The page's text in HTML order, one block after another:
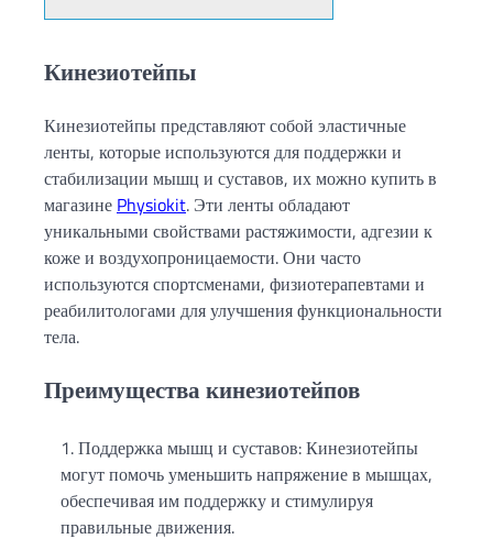
Кинезиотейпы
Кинезиотейпы представляют собой эластичные
ленты, которые используются для поддержки и
стабилизации мышц и суставов, их можно купить в
магазине Physiokit. Эти ленты обладают
уникальными свойствами растяжимости, адгезии к
коже и воздухопроницаемости. Они часто
используются спортсменами, физиотерапевтами и
реабилитологами для улучшения функциональности
тела.
Преимущества кинезиотейпов
Поддержка мышц и суставов: Кинезиотейпы
могут помочь уменьшить напряжение в мышцах,
обеспечивая им поддержку и стимулируя
правильные движения.